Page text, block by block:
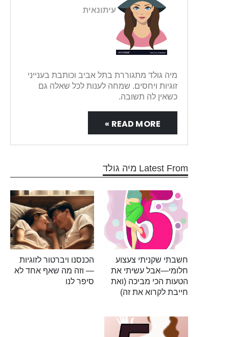
עיתונאית
מיה גולד מתגוררת בתל אביב וכותבת בענייני
זוגיות ויחסים. שמחה לענות לכל שאלה גם
כשאין לה תשובה.
READ MORE »
Latest From מיה גולד
חשבתי שקניתי צעצוע
חלומי—אבל עשיתי את
הטעות הכי מביכה (ואת
חייבת לקרוא את זה)
הכנסנו ויברטור לזוגיות
— וזה מה שאף אחד לא
סיפר לנו